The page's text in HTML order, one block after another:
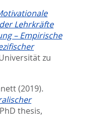
Lehrkräfte
– Empirische
zu
(2019).
PhD thesis,